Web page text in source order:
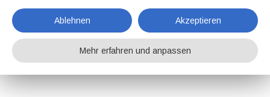
Werbung
Home Werbung
Ablehnen Akzeptieren
Mehr erfahren und anpassen